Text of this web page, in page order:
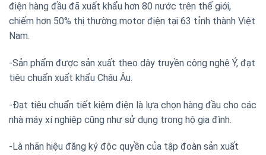
điện hàng đầu đã xuất khẩu hơn 80 nước trên thế giới,
chiếm hơn 50% thị thường motor điện tại 63 tỉnh thành Việt
Nam.
-Sản phẩm được sản xuất theo dây truyền công nghệ Ý, đạt
tiêu chuẩn xuất khẩu Châu Âu.
-Đạt tiêu chuẩn tiết kiệm điện là lựa chọn hàng đầu cho các
nhà máy xí nghiệp cũng như sử dụng trong hộ gia đình.
-Là nhãn hiệu đăng ký độc quyền của tập đoàn sản xuất